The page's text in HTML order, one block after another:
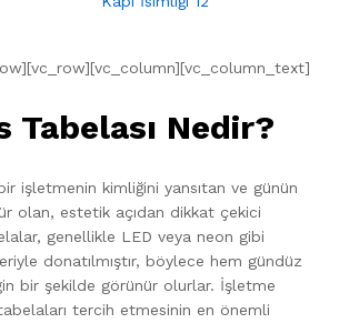
Tabelası Nedir?
işletmenin kimliğini yansıtan ve günün
olan, estetik açıdan dikkat çekici
genellikle LED veya neon gibi
donatılmıştır, böylece hem gündüz
bir şekilde görünür olurlar. İşletme
tercih etmesinin en önemli